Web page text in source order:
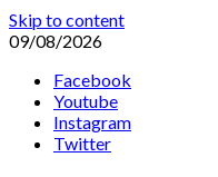
Skip to content
09/08/2026
Facebook
Youtube
Instagram
Twitter